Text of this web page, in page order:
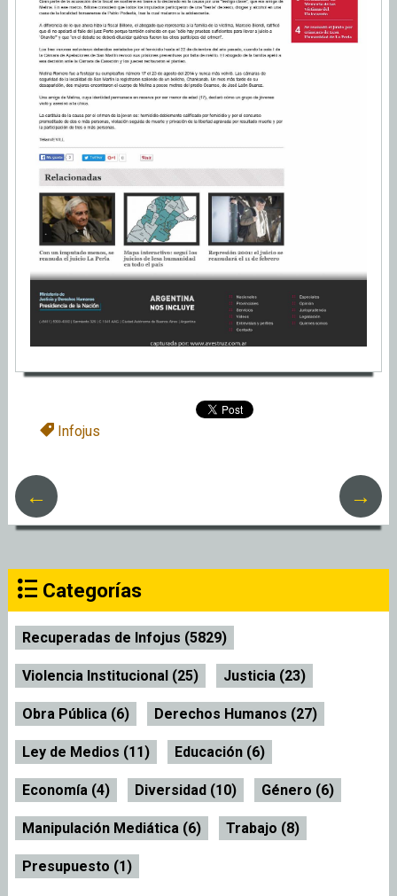
Infojus
→
←
Categorías
Recuperadas de Infojus (5829)
Violencia Institucional (25) Justicia (23)
Obra Pública (6) Derechos Humanos (27)
Ley de Medios (11) Educación (6)
Economía (4) Diversidad (10) Género (6)
Manipulación Mediática (6) Trabajo (8)
Presupuesto (1)